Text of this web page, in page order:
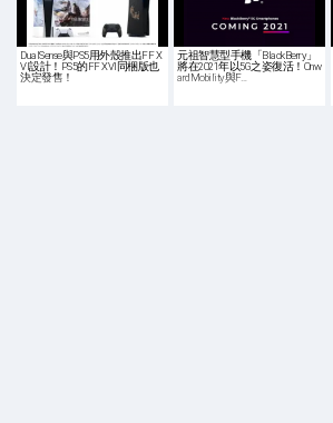
DualSense與PS5用外殼推出FF X
VI設計！PS5的FF XVI同梱版也
決定發售！
元祖智慧型手機「BlackBerry」
將在2021年以5G之姿復活！Onw
ardMobility與F…